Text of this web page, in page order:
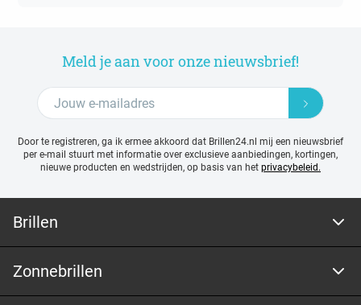
Meld je aan voor onze nieuwsbrief!
Door te registreren, ga ik ermee akkoord dat Brillen24.nl mij een nieuwsbrief
per e-mail stuurt met informatie over exclusieve aanbiedingen, kortingen,
nieuwe producten en wedstrijden, op basis van het privacybeleid.
Brillen
Zonnebrillen